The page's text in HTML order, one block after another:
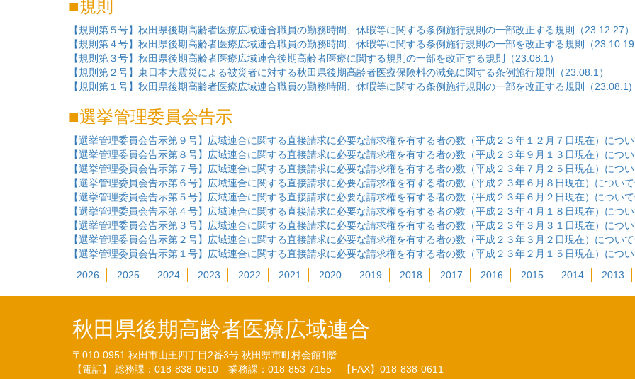
規則
【規則第５号】秋田県後期高齢者医療広域連合職員の勤務時間、休暇等に関する条例施行規則の一部改正する規則（23.12.27）
【規則第４号】秋田県後期高齢者医療広域連合職員の勤務時間、休暇等に関する条例施行規則の一部を改正する規則（
【規則第３号】秋田県後期高齢者医療広域連合後期高齢者医療に関する規則の一部を改正する規則（23.08.1）
【規則第２号】東日本大震災による被災者に対する秋田県後期高齢者医療保険料の減免に関する条例施行規則（23.08.1）
【規則第１号】秋田県後期高齢者医療広域連合職員の勤務時間、休暇等に関する条例施行規則の一部を改正する規則（23.08.1)
選挙管理委員会告示
【選挙管理委員会告示第９号】広域連合に関する直接請求に必要な請求権を有する者の数（平成２３年１２月７日現在）につ
【選挙管理委員会告示第８号】広域連合に関する直接請求に必要な請求権を有する者の数（平成２３年９月１３日現在）につ
【選挙管理委員会告示第７号】広域連合に関する直接請求に必要な請求権を有する者の数（平成２３年７月２５日現在）につ
【選挙管理委員会告示第６号】広域連合に関する直接請求に必要な請求権を有する者の数（平成２３年６月８日現在）につい
【選挙管理委員会告示第５号】広域連合に関する直接請求に必要な請求権を有する者の数（平成２３年６月２日現在）につい
【選挙管理委員会告示第４号】広域連合に関する直接請求に必要な請求権を有する者の数（平成２３年４月１８日現在）につ
【選挙管理委員会告示第３号】広域連合に関する直接請求に必要な請求権を有する者の数（平成２３年３月３１日現在）につ
【選挙管理委員会告示第２号】広域連合に関する直接請求に必要な請求権を有する者の数（平成２３年３月２日現在）につい
【選挙管理委員会告示第１号】広域連合に関する直接請求に必要な請求権を有する者の数（平成２３年２月１５日現在）につ
2026
2025 2024 2023 2022 2021 2020 2019 2018 2017 2016 2015 2014 2013
秋田県後期高齢者医療広域連合
〒010-0951 秋田市山王四丁目2番3号 秋田県市町村会館1階
【電話】 総務課：018-838-0610 業務課：018-853-7155 【FAX】018-838-0611